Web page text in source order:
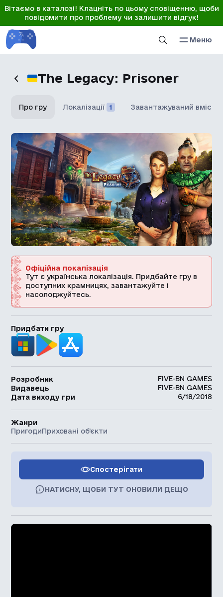
Вітаємо в каталозі! Клацніть по цьому сповіщенню, щоби
повідомити про проблему чи залишити відгук!
Меню
The Legacy: Prisoner
Про гру Локалізації 1 Завантажуваний вміст
Офіційна локалізація
Тут є українська локалізація. Придбайте гру в
доступних крамницях, завантажуйте і
насолоджуйтесь.
Придбати гру
Розробник
FIVE-BN GAMES
Видавець
FIVE-BN GAMES
Дата виходу гри
6/18/2018
Жанри
ПригодиПриховані об’єкти
Спостерігати
НАТИСНУ, ЩОБИ ТУТ ОНОВИЛИ ДЕЩО